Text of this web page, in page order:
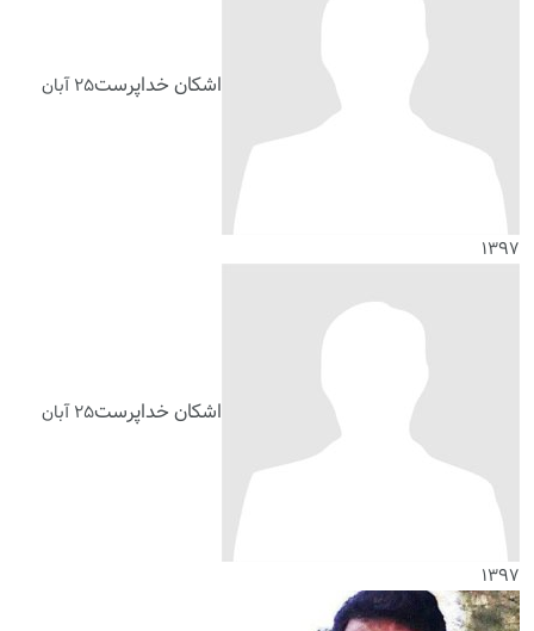
اشکان خداپرست ۲۵ آبان
۱۳۹۷
اشکان خداپرست ۲۵ آبان
۱۳۹۷